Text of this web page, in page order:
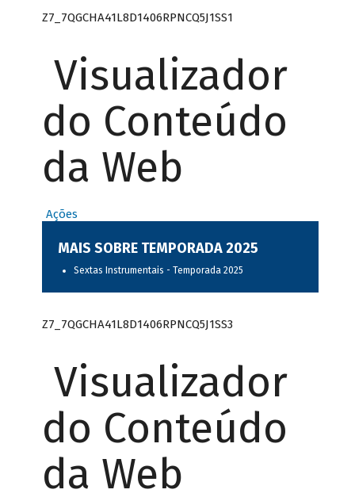
Z7_7QGCHA41L8D1406RPNCQ5J1SS1
Visualizador
do Conteúdo
da Web
Ações
MAIS SOBRE TEMPORADA 2025
Sextas Instrumentais - Temporada 2025
Z7_7QGCHA41L8D1406RPNCQ5J1SS3
Visualizador
do Conteúdo
da Web